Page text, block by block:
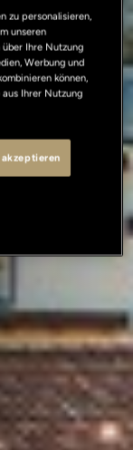
zu personalisieren,
unseren
Ihre Nutzung
Werbung und
können,
Ihrer Nutzung